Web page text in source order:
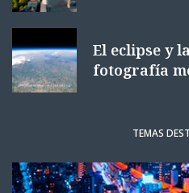
El eclipse y
fotografía
TEMAS